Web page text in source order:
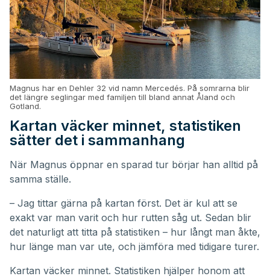
Magnus har en Dehler 32 vid namn Mercedés. På somrarna blir
det längre seglingar med familjen till bland annat Åland och
Gotland.
Kartan väcker minnet, statistiken
sätter det i sammanhang
När Magnus öppnar en sparad tur börjar han alltid på
samma ställe.
– Jag tittar gärna på kartan först. Det är kul att se
exakt var man varit och hur rutten såg ut. Sedan blir
det naturligt att titta på statistiken – hur långt man åkte,
hur länge man var ute, och jämföra med tidigare turer.
Kartan väcker minnet. Statistiken hjälper honom att